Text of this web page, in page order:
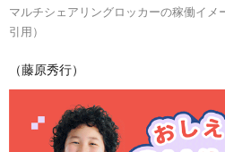
マルチシェアリングロッカーの稼働イメ
引用）
（藤原秀行）